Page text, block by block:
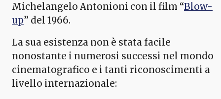
Michelangelo Antonioni con il film “Blow-
up” del 1966.
La sua esistenza non è stata facile
nonostante i numerosi successi nel mondo
cinematografico e i tanti riconoscimenti a
livello internazionale: